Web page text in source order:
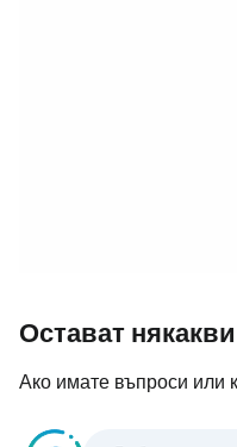
Остават
Ако имате въпроси или